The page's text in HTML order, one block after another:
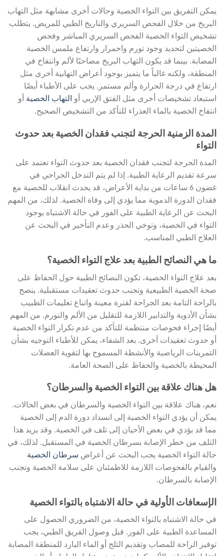
يمكن التفريق بين التواء الخصية وحالات أخرى مشابهة مثل التهاب
البربخ من خلال الفحص السريري والتاريخ الطبي للمريض. يتطلب
تشخيص التواء الخصية الفحص السريري المباشر وفحص
الخصيتين لتحديد وجود تورم واحمرار وارتفاع ملمس الخصية
المصابة. بينما قد يكون التهاب البربخ مصاحبًا لألم وانتفاخ في
المنطقة، ولكنه غالباً ما يتميز بوجود أعراض التهابية أخرى مثل
ارتفاع في درجة الحرارة وألم مستمر. يجب على الأطباء أيضًا
استبعاد تشخيصات أخرى مثل الفتق الإربي أو
التهاب الخصية أو
انتفاخ الخصية بالماء العذراء للتأكد من التشخيص الصحيح.
المدة الزمنية الحرجة لتجنب فقدان الخصية بعد حدوث
التواء
المدة الحرجة لتجنب فقدان الخصية بعد حدوث التواء تعتمد على
سرعة تقديم الرعاية الطبية. إذا لم يتم التدخل الجراحي في
غضون 6 ساعات من بداية الأعراض، قد يحدث انقلاب للخصية مع
فقدان الدورة الدموية مما يؤدي إلى وفاة الخصية. لذلك، من المهم
البحث عن الرعاية الطبية على الفور في حالة الاشتباه بوجود
التواء في الخصية، وتوخي الحذر وعدم التأخير في البحث عن
العلاج الطبي المناسب.
ما هي النصائح الطبية بعد علاج التواء الخصية؟
بعد علاج التواء الخصية، تكون النصائح الطبية حول الحفاظ على
صحة الخصية الطبيعية وتجنب حدوث تعقيدات مستقبلية. ينصح
بالراحة التامة بعد الجراحة لفترة معينة واتباع تعليمات الطبيب
بشأن الأدوية والتدابير اللازمة للتقليل من الألم والتورم. من المهم
أيضًا إجراء فحوصات منتظمة للتأكد من عدم تكرار التواء الخصية
أو حدوث تعقيدات أخرى. بعد الشفاء، يمكن للأطباء التوجيه بشأن
التمرينات الرياضية والأنشطة المسموح بها لتقوية العضلات
المحيطة بالخصية والحفاظ على الصحة العامة.
هل هناك علاقة بين التواء الخصية والسرطان؟
نعم، هناك علاقة بين التواء الخصية والسرطان في بعض الحالات.
يمكن أن يؤدي التواء الخصية إلى انسداد دورة الدم إلى الخصية
مما قد يؤدي في بعض الأحيان إلى تلف في الخصية. وقد يزيد هذا
التلف من خطر الإصابة بسرطان الخصية في المستقبل. لذلك، في
حالة التواء الخصية يجب البحث عن أعراض سرطان الخصية
والقيام بالفحوصات اللازمة للاطمئنان على سلامة الخصية وتجنب
الإصابة بالسرطان.
الإسعافات الأولية في حالة الاشتباه بالتواء الخصية
في حالة الاشتباه بالتواء الخصية، من الضروري الحصول على
المساعدة الطبية على الفور. قبل وصول الفريق الطبي، يجب
توفير الراحة للمصاب وتقديم الثلج أو الماء البارد للمنطقة المصابة